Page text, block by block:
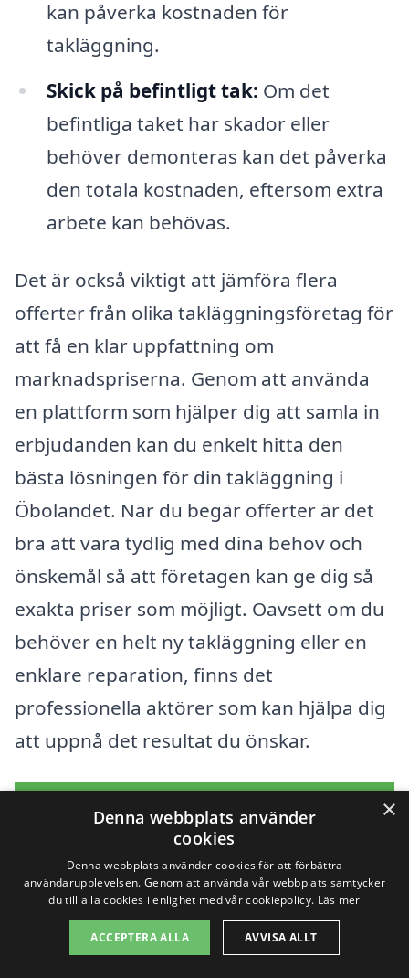
kan påverka kostnaden för
takläggning.
Skick på befintligt tak: Om det
befintliga taket har skador eller
behöver demonteras kan det påverka
den totala kostnaden, eftersom extra
arbete kan behövas.
Det är också viktigt att jämföra flera
offerter från olika takläggningsföretag för
att få en klar uppfattning om
marknadspriserna. Genom att använda
en plattform som hjälper dig att samla in
erbjudanden kan du enkelt hitta den
bästa lösningen för din takläggning i
Öbolandet. När du begär offerter är det
bra att vara tydlig med dina behov och
önskemål så att företagen kan ge dig så
exakta priser som möjligt. Oavsett om du
behöver en helt ny takläggning eller en
enklare reparation, finns det
professionella aktörer som kan hjälpa dig
att uppnå det resultat du önskar.
Få 3 erbjudanden, gratis och utan
Sök efter en
×
Denna webbplats använder
cookies
Denna webbplats använder cookies för att förbättra
användarupplevelsen. Genom att använda vår webbplats samtycker
du till alla cookies i enlighet med vår cookiepolicy. Läs mer
ACCEPTERA ALLA AVVISA ALLT